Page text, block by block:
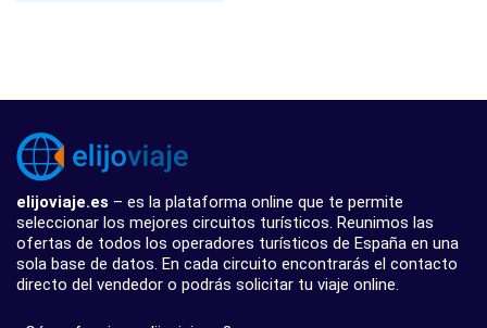
elijoviaje.es – es la plataforma online que te permite
seleccionar los mejores circuitos turísticos. Reunimos las
ofertas de todos los operadores turísticos de España en una
sola base de datos. En cada circuito encontrarás el contacto
directo del vendedor o podrás solicitar tu viaje online.